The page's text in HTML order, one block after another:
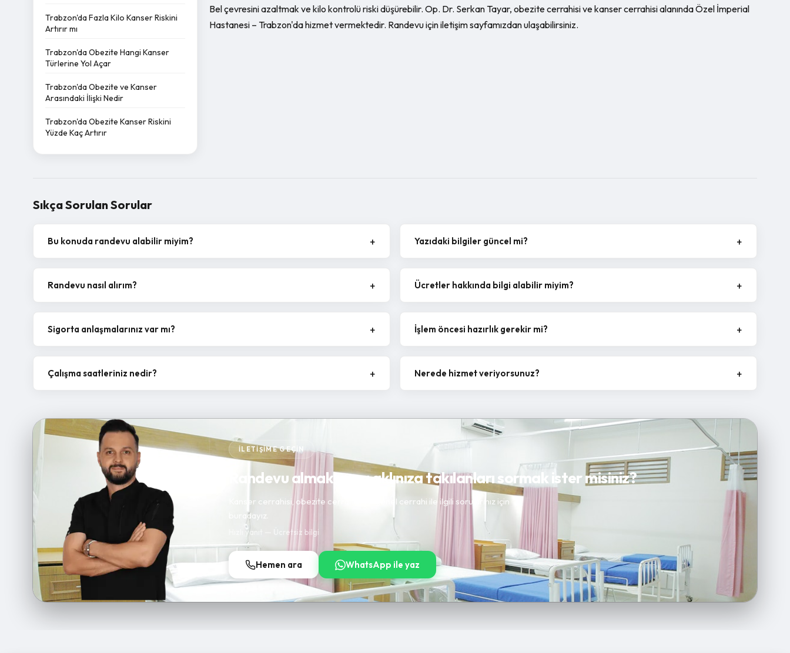
Trabzon'da Fazla Kilo Kanser Riskini
Artırır mı
Trabzon'da Obezite Hangi Kanser
Türlerine Yol Açar
Trabzon'da Obezite ve Kanser
Arasındaki İlişki Nedir
Trabzon'da Obezite Kanser Riskini
Yüzde Kaç Artırır
Bel çevresini azaltmak ve kilo kontrolü riski düşürebilir. Op. Dr. Serkan Tayar, obezite cerrahisi ve kanser cerrahisi alanında Özel İmperial
Hastanesi – Trabzon'da hizmet vermektedir. Randevu için iletişim sayfamızdan ulaşabilirsiniz.
Sıkça Sorulan Sorular
Bu konuda randevu alabilir miyim? Yazıdaki bilgiler güncel mi?
Randevu nasıl alırım? Ücretler hakkında bilgi alabilir miyim?
Sigorta anlaşmalarınız var mı? İşlem öncesi hazırlık gerekir mi?
Çalışma saatleriniz nedir? Nerede hizmet veriyorsunuz?
İLETIŞIME GEÇIN
Randevu almak veya aklınıza takılanları sormak ister misiniz?
Kanser cerrahisi, obezite cerrahisi ve genel cerrahi ile ilgili sorularınız için
buradayız.
Hızlı yanıt — Ücretsiz bilgi
Hemen ara WhatsApp ile yaz